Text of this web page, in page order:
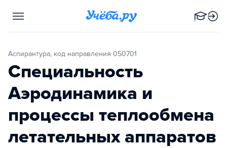
Аспирантура, код направления 050701
Специальность
Аэродинамика и
процессы теплообмена
летательных аппаратов